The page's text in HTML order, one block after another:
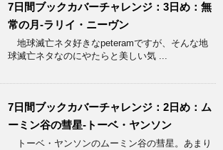
7日間ブックカバーチャレンジ：3日め：無
常の月-ラリイ・ニーヴン
地球滅亡ネタ好きなpeteramですが、そんな地
球滅亡ネタなのにやたらと美しい気 ...
7日間ブックカバーチャレンジ：2日め：ム
ーミン谷の彗星-トーベ・ヤンソン
トーベ・ヤンソンのムーミン谷の彗星。あまり